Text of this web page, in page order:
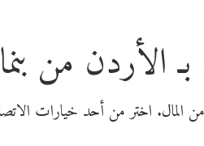
الأردن من بنما